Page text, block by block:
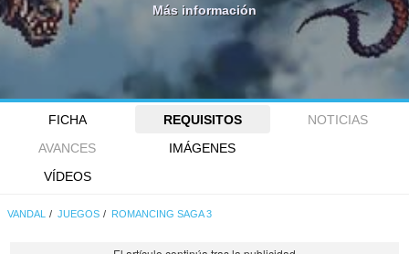
Más información
FICHA REQUISITOS
NOTICIAS
AVANCES
IMÁGENES
VÍDEOS
VANDAL JUEGOS ROMANCING SAGA 3